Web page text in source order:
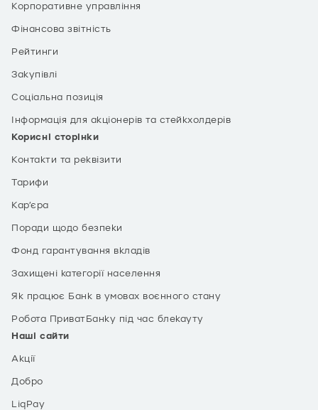
Корпоративне управління
Фінансова звітність
Рейтинги
Закупівлі
Соціальна позиція
Інформація для акціонерів та стейкхолдерів
Корисні сторінки
Контакти та реквізити
Тарифи
Кар’єра
Поради щодо безпеки
Фонд гарантування вкладів
Захищені категорії населення
Як працює Банк в умовах воєнного стану
Робота ПриватБанку під час блекауту
Наші сайти
Акції
Добро
LiqPay